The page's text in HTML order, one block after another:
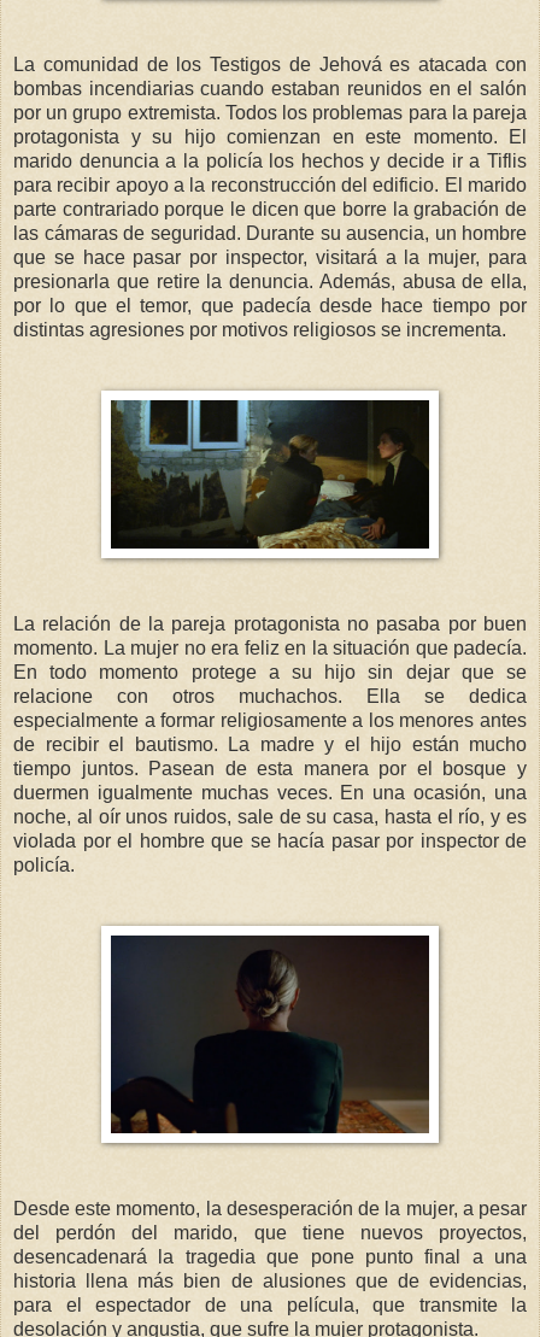
La comunidad de los Testigos de Jehová es atacada con
bombas incendiarias cuando estaban reunidos en el salón
por un grupo extremista. Todos los problemas para la pareja
protagonista y su hijo comienzan en este momento. El
marido denuncia a la policía los hechos y decide ir a Tiflis
para recibir apoyo a la reconstrucción del edificio. El marido
parte contrariado porque le dicen que borre la grabación de
las cámaras de seguridad. Durante su ausencia, un hombre
que se hace pasar por inspector, visitará a la mujer, para
presionarla que retire la denuncia. Además, abusa de ella,
por lo que el temor, que padecía desde hace tiempo por
distintas agresiones por motivos religiosos se incrementa.
La relación de la pareja protagonista no pasaba por buen
momento. La mujer no era feliz en la situación que padecía.
En todo momento protege a su hijo sin dejar que se
relacione con otros muchachos. Ella se dedica
especialmente a formar religiosamente a los menores antes
de recibir el bautismo. La madre y el hijo están mucho
tiempo juntos. Pasean de esta manera por el bosque y
duermen igualmente muchas veces. En una ocasión, una
noche, al oír unos ruidos, sale de su casa, hasta el río, y es
violada por el hombre que se hacía pasar por inspector de
policía.
Desde este momento, la desesperación de la mujer, a pesar
del perdón del marido, que tiene nuevos proyectos,
desencadenará la tragedia que pone punto final a una
historia llena más bien de alusiones que de evidencias,
para el espectador de una película, que transmite la
desolación y angustia, que sufre la mujer protagonista.